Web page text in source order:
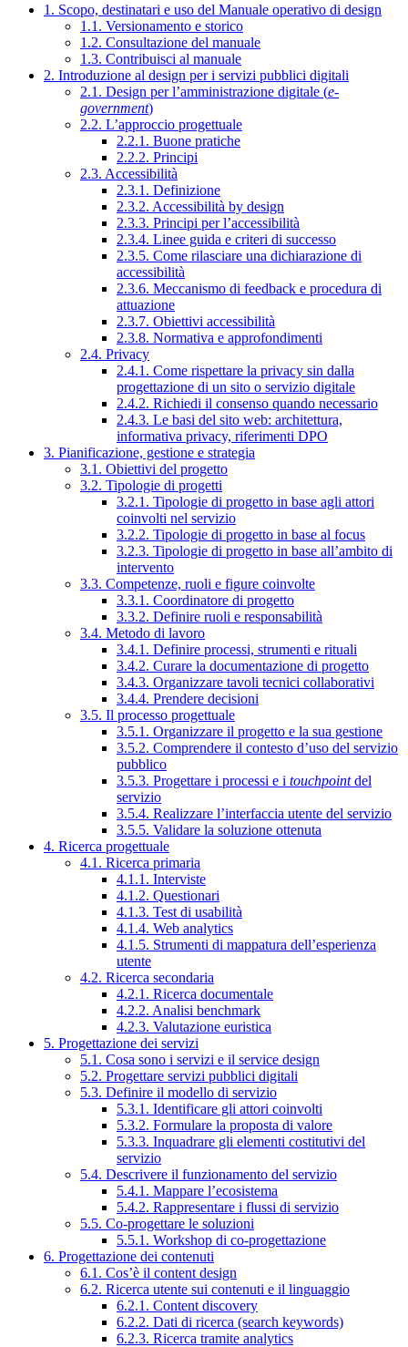
1. Scopo, destinatari e uso del Manuale operativo di design
1.1. Versionamento e storico
1.2. Consultazione del manuale
1.3. Contribuisci al manuale
2. Introduzione al design per i servizi pubblici digitali
2.1. Design per l’amministrazione digitale (e-
government)
2.2. L’approccio progettuale
2.2.1. Buone pratiche
2.2.2. Principi
2.3. Accessibilità
2.3.1. Definizione
2.3.2. Accessibilità by design
2.3.3. Principi per l’accessibilità
2.3.4. Linee guida e criteri di successo
2.3.5. Come rilasciare una dichiarazione di
accessibilità
2.3.6. Meccanismo di feedback e procedura di
attuazione
2.3.7. Obiettivi accessibilità
2.3.8. Normativa e approfondimenti
2.4. Privacy
2.4.1. Come rispettare la privacy sin dalla
progettazione di un sito o servizio digitale
2.4.2. Richiedi il consenso quando necessario
2.4.3. Le basi del sito web: architettura,
informativa privacy, riferimenti DPO
3. Pianificazione, gestione e strategia
3.1. Obiettivi del progetto
3.2. Tipologie di progetti
3.2.1. Tipologie di progetto in base agli attori
coinvolti nel servizio
3.2.2. Tipologie di progetto in base al focus
3.2.3. Tipologie di progetto in base all’ambito di
intervento
3.3. Competenze, ruoli e figure coinvolte
3.3.1. Coordinatore di progetto
3.3.2. Definire ruoli e responsabilità
3.4. Metodo di lavoro
3.4.1. Definire processi, strumenti e rituali
3.4.2. Curare la documentazione di progetto
3.4.3. Organizzare tavoli tecnici collaborativi
3.4.4. Prendere decisioni
3.5. Il processo progettuale
3.5.1. Organizzare il progetto e la sua gestione
3.5.2. Comprendere il contesto d’uso del servizio
pubblico
3.5.3. Progettare i processi e i touchpointdel
servizio
3.5.4. Realizzare l’interfaccia utente del servizio
3.5.5. Validare la soluzione ottenuta
4. Ricerca progettuale
4.1. Ricerca primaria
4.1.1. Interviste
4.1.2. Questionari
4.1.3. Test di usabilità
4.1.4. Web analytics
4.1.5. Strumenti di mappatura dell’esperienza
utente
4.2. Ricerca secondaria
4.2.1. Ricerca documentale
4.2.2. Analisi benchmark
4.2.3. Valutazione euristica
5. Progettazione dei servizi
5.1. Cosa sono i servizi e il service design
5.2. Progettare servizi pubblici digitali
5.3. Definire il modello di servizio
5.3.1. Identificare gli attori coinvolti
5.3.2. Formulare la proposta di valore
5.3.3. Inquadrare gli elementi costitutivi del
servizio
5.4. Descrivere il funzionamento del servizio
5.4.1. Mappare l’ecosistema
5.4.2. Rappresentare i flussi di servizio
5.5. Co-progettare le soluzioni
5.5.1. Workshop di co-progettazione
6. Progettazione dei contenuti
6.1. Cos’è il content design
6.2. Ricerca utente sui contenuti e il linguaggio
6.2.1. Content discovery
6.2.2. Dati di ricerca (search keywords)
6.2.3. Ricerca tramite analytics